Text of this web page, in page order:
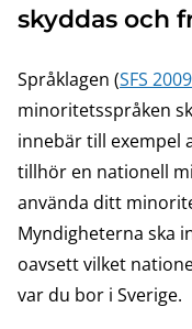
skyddas och
Språklagen (SFS
minoritetsspråken
innebär till exempel
tillhör en nationell
använda ditt
Myndigheterna ska
oavsett vilket
var du bor i Sverige.